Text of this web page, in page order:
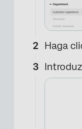
Haga